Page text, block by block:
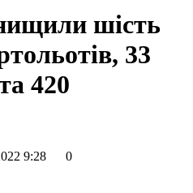
шість
33
420
9:28
0